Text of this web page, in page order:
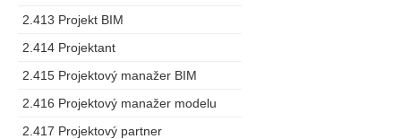
2.413 Projekt BIM
2.414 Projektant
2.415 Projektový manažer BIM
2.416 Projektový manažer modelu
2.417 Projektový partner